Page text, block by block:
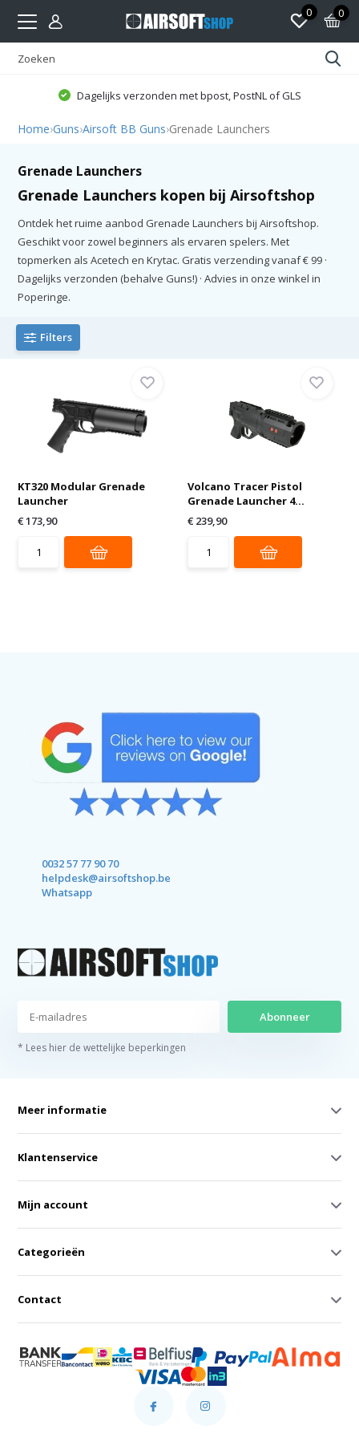
0 0
Dagelijks verzonden met bpost, PostNL of GLS
Home›Guns›Airsoft BB Guns›Grenade Launchers
Grenade Launchers
Grenade Launchers kopen bij Airsoftshop
Ontdek het ruime aanbod Grenade Launchers bij Airsoftshop.
Geschikt voor zowel beginners als ervaren spelers. Met
topmerken als Acetech en Krytac. Gratis verzending vanaf € 99 ·
Dagelijks verzonden (behalve Guns!) · Advies in onze winkel in
Poperinge.
Filters
KT320 Modular Grenade
Launcher
€ 173,90
Volcano Tracer Pistol
Grenade Launcher 4...
€ 239,90
0032 57 77 90 70
helpdesk@airsoftshop.be
Whatsapp
Abonneer
* Lees hier de wettelijke beperkingen
Meer informatie
Klantenservice
Mijn account
Categorieën
Contact